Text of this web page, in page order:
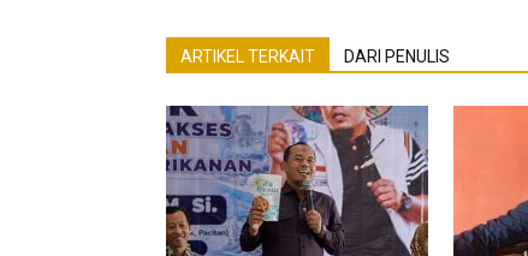
ARTIKEL TERKAIT DARI PENULIS